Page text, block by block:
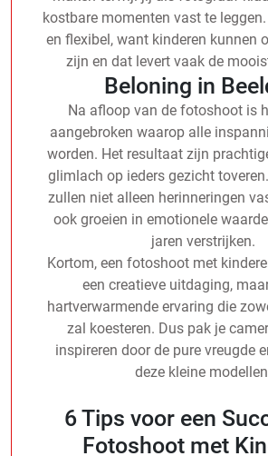
kostbare momenten vast te
en flexibel, want kinderen kunnen
zijn en dat levert vaak de
Beloning in
Na afloop van de fotoshoot is
aangebroken waarop alle
worden. Het resultaat zijn
glimlach op ieders gezicht
zullen niet alleen herinneringen
ook groeien in emotionele
jaren verstrijken.
Kortom, een fotoshoot met
een creatieve uitdaging,
hartverwarmende ervaring die
zal koesteren. Dus pak je
inspireren door de pure vreugde
deze kleine
6 Tips voor een
Fotoshoot met